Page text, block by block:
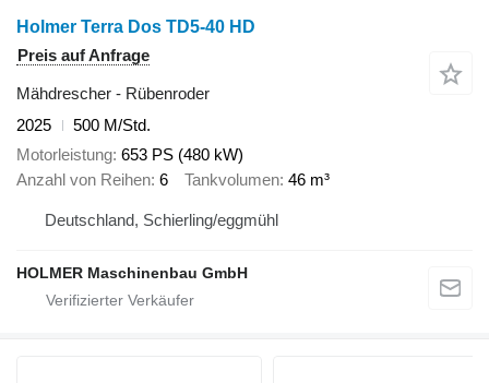
Holmer Terra Dos TD5-40 HD
Preis auf Anfrage
Mähdrescher - Rübenroder
2025
500 M/Std.
Motorleistung 653 PS (480 kW)
Anzahl von Reihen 6 Tankvolumen 46 m³
Deutschland, Schierling/eggmühl
HOLMER Maschinenbau GmbH